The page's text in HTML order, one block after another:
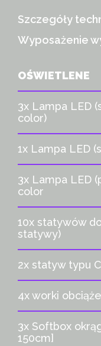
Szczegóły
Wyposażenie
OŚWIETLENE
3x Lampa LED
color)
1x Lampa LED
3x Lampa LED
color
10x statywów
statywy)
2x statyw typu
4x worki
3x Softbox
150cm]